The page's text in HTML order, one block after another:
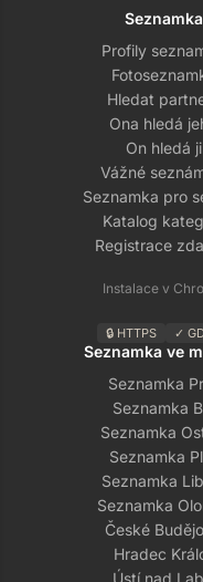
Seznamka
Profily
Hledat
Ona hledá
On hledá ji
Vážné
Seznamka pro
Katalog
Registrace
Instalace v
🔒 HTTPS ✓
Seznamka ve
Seznamka
Seznamka
Seznamka
Seznamka
Seznamka
Seznamka
České
Hradec
Ústí nad